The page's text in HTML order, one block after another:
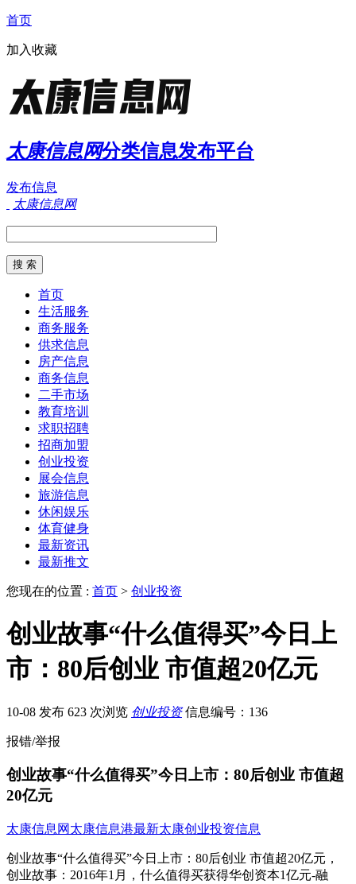
首页
加入收藏
太康信息网分类信息发布平台
发布信息
太康信息网
首页
生活服务
商务服务
供求信息
房产信息
商务信息
二手市场
教育培训
求职招聘
招商加盟
创业投资
展会信息
旅游信息
休闲娱乐
体育健身
最新资讯
最新推文
您现在的位置 : 首页 > 创业投资
创业故事“什么值得买”今日上
市：80后创业 市值超20亿元
10-08 发布 623 次浏览 创业投资 信息编号：136
报错/举报
创业故事“什么值得买”今日上市：80后创业 市值超
20亿元
太康信息网 太康信息港最新太康创业投资信息
创业故事“什么值得买”今日上市：80后创业 市值超20亿元，
创业故事：2016年1月，什么值得买获得华创资本1亿元-融